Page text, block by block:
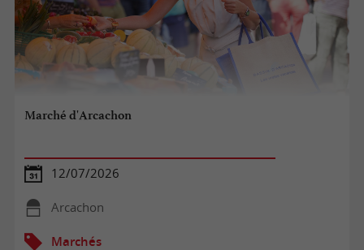
Marché d'Arcachon
12/07/2026
Arcachon
Marchés